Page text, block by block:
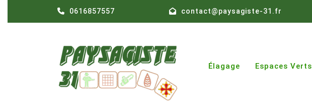
0616857557 contact@paysagiste-31.fr
Élagage Espaces Verts